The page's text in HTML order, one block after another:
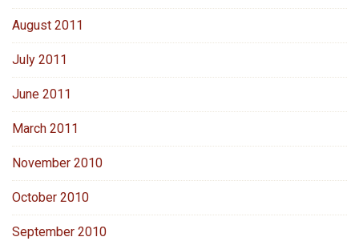
August 2011
July 2011
June 2011
March 2011
November 2010
October 2010
September 2010